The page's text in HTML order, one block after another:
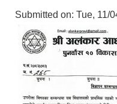
Submitted on: Tue, 11/